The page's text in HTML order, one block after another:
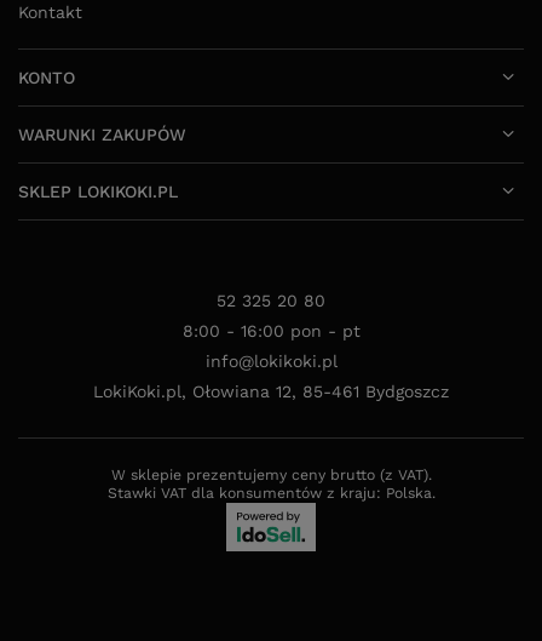
Kontakt
KONTO
WARUNKI ZAKUPÓW
SKLEP LOKIKOKI.PL
52 325 20 80
8:00 - 16:00 pon - pt
info@lokikoki.pl
LokiKoki.pl, Ołowiana 12, 85-461 Bydgoszcz
W sklepie prezentujemy ceny brutto (z VAT).
Stawki VAT dla konsumentów z kraju: Polska.